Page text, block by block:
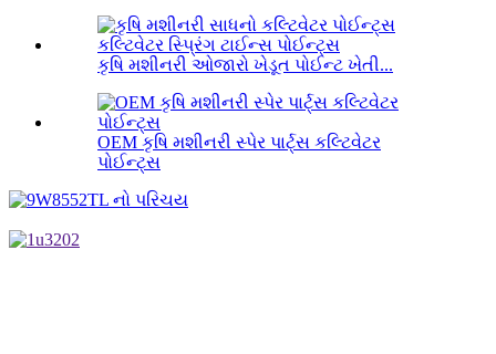
કૃષિ મશીનરી ઓજારો ખેડૂત પોઈન્ટ ખેતી...
OEM કૃષિ મશીનરી સ્પેર પાર્ટ્સ કલ્ટિવેટર
પોઈન્ટ્સ